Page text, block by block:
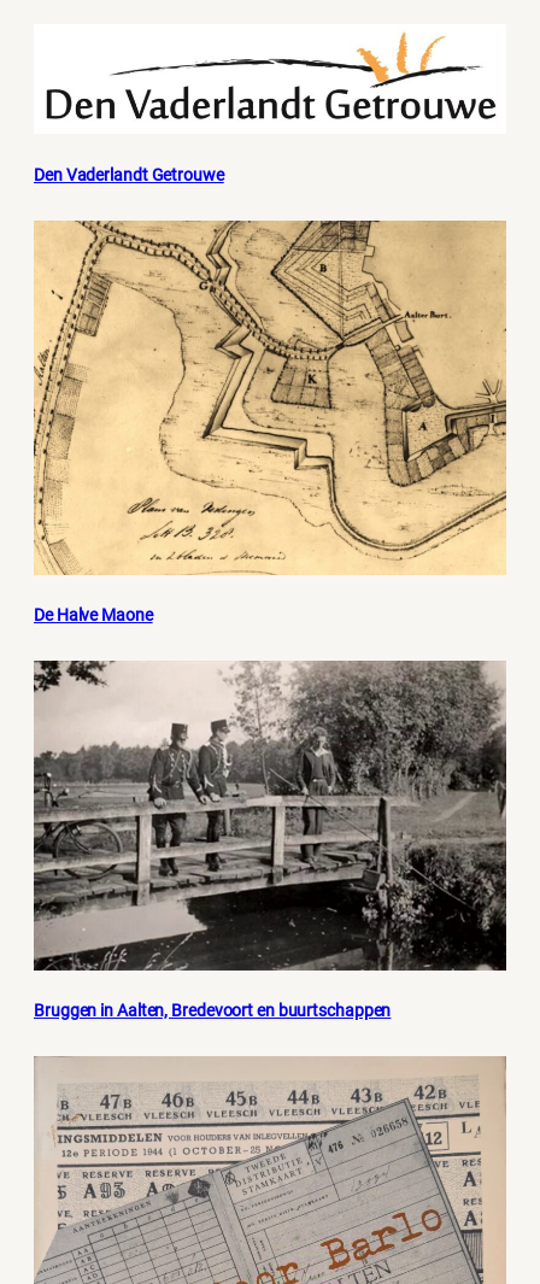
Den Vaderlandt Getrouwe
De Halve Maone
Bruggen in Aalten, Bredevoort en buurtschappen